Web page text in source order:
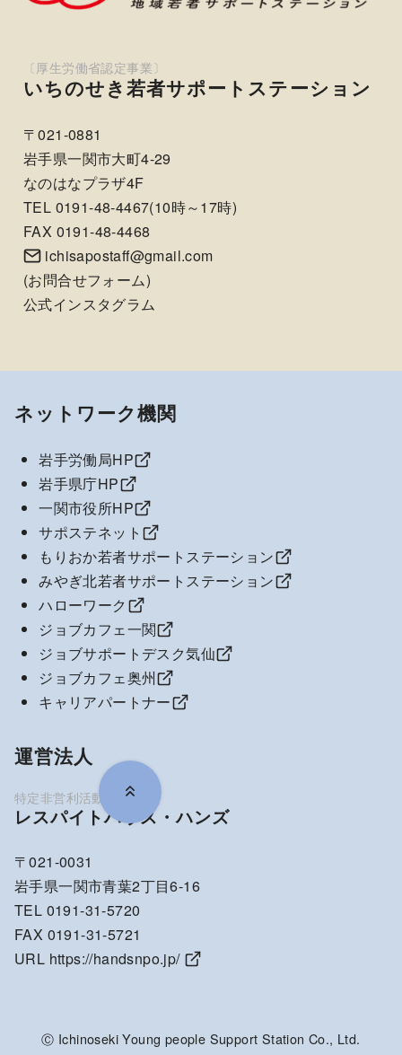
いちのせき若者サポートステーション
〒021-0881
岩手県一関市大町4-29
なのはなプラザ4F
TEL 0191-48-4467(10時～17時)
FAX 0191-48-4468
ichisapostaff@gmail.com
(お問合せフォーム)
公式インスタグラム
ネットワーク機関
岩手労働局HP
岩手県庁HP
一関市役所HP
サポステネット
もりおか若者サポートステーション
みやぎ北若者サポートステーション
ハローワーク
ジョブカフェ一関
ジョブサポートデスク気仙
ジョブカフェ奥州
キャリアパートナー
運営法人
レスパイトハウス・ハンズ
〒021-0031
岩手県一関市青葉2丁目6-16
TEL 0191-31-5720
FAX 0191-31-5721
URL https://handsnpo.jp/
Ⓒ Ichinoseki Young people Support Station Co., Ltd.